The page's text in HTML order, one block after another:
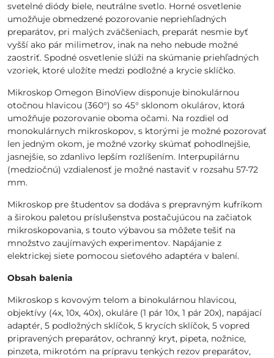
svetelné diódy biele, neutrálne svetlo. Horné osvetlenie
umožňuje obmedzené pozorovanie nepriehľadných
preparátov, pri malých zväčšeniach, preparát nesmie byť
vyšší ako pár milimetrov, inak na neho nebude možné
zaostriť. Spodné osvetlenie slúži na skúmanie priehľadných
vzoriek, ktoré uložíte medzi podložné a krycie sklíčko.
Mikroskop Omegon BinoView disponuje binokulárnou
otočnou hlavicou (360°) so 45° sklonom okulárov, ktorá
umožňuje pozorovanie oboma očami. Na rozdiel od
monokulárnych mikroskopov, s ktorými je možné pozorovať
len jedným okom, je možné vzorky skúmať pohodlnejšie,
jasnejšie, so zdanlivo lepším rozlíšením. Interpupilárnu
(medziočnú) vzdialenosť je možné nastaviť v rozsahu 57-72
mm.
Mikroskop pre študentov sa dodáva s prepravným kufríkom
a širokou paletou príslušenstva postačujúcou na začiatok
mikroskopovania, s touto výbavou sa môžete tešiť na
množstvo zaujímavých experimentov. Napájanie z
elektrickej siete pomocou sieťového adaptéra v balení.
Obsah balenia
Mikroskop s kovovým telom a binokulárnou hlavicou,
objektívy (4x, 10x, 40x), okuláre (1 pár 10x, 1 pár 20x), napájací
adaptér, 5 podložných sklíčok, 5 krycích sklíčok, 5 vopred
pripravených preparátov, ochranný kryt, pipeta, nožnice,
pinzeta, mikrotóm na prípravu tenkých rezov preparátov,